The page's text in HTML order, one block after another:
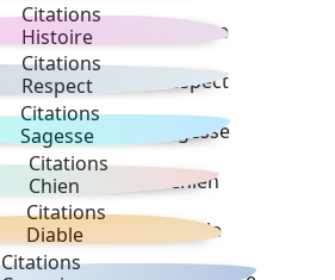
Citations
Histoire
Citations
Respect
Citations
Sagesse
Citations
Chien
Citations
Diable
Citations